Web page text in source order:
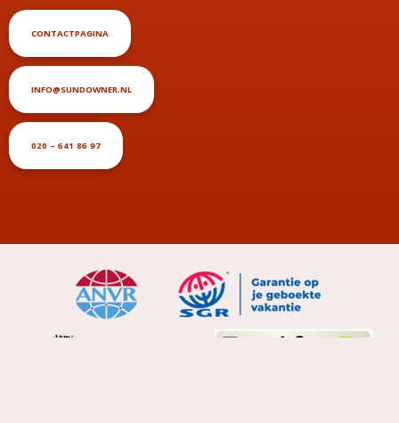
CONTACTPAGINA
INFO@SUNDOWNER.NL
020 – 641 86 97